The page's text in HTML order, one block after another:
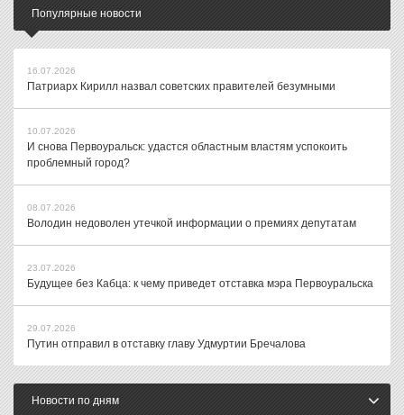
Популярные новости
16.07.2026
Патриарх Кирилл назвал советских правителей безумными
10.07.2026
И снова Первоуральск: удастся областным властям успокоить
проблемный город?
08.07.2026
Володин недоволен утечкой информации о премиях депутатам
23.07.2026
Будущее без Кабца: к чему приведет отставка мэра Первоуральска
29.07.2026
Путин отправил в отставку главу Удмуртии Бречалова
Новости по дням